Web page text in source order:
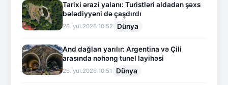
Tarixi ərazi yalanı: Turistləri aldadan şəxs
bələdiyyəni də çaşdırdı
26.İyul.2026 10:52 Dünya
And dağları yarılır: Argentina və Çili
arasında nəhəng tunel layihəsi
26.İyul.2026 10:51 Dünya